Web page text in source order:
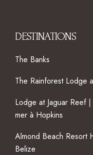
DESTINATIONS
The Banks
The Rainforest Lodge
Lodge at Jaguar Reef
mer à Hopkins
Almond Beach Resort
Belize